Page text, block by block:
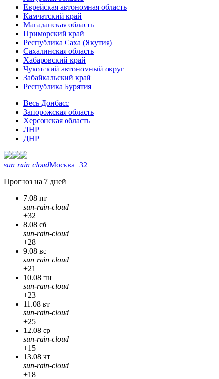
Еврейская автономная область
Камчатский край
Магаданская область
Приморский край
Республика Саха (Якутия)
Сахалинская область
Хабаровский край
Чукотский автономный округ
Забайкальский край
Республика Бурятия
Весь Донбасс
Запорожская область
Херсонская область
ЛНР
ДНР
sun-rain-cloudМосква+32
Прогноз на 7 дней
7.08 пт
sun-rain-cloud
+32
8.08 сб
sun-rain-cloud
+28
9.08 вс
sun-rain-cloud
+21
10.08 пн
sun-rain-cloud
+23
11.08 вт
sun-rain-cloud
+25
12.08 ср
sun-rain-cloud
+15
13.08 чт
sun-rain-cloud
+18